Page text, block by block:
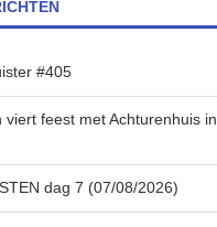
#405
viert feest met Achturenhuis in
dag 7 (07/08/2026)